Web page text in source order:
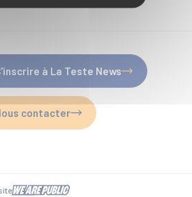
à La Teste News
contacter